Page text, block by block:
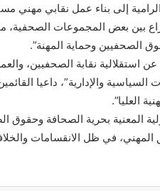
إلى بناء عمل نقابي مهني
بين بعض المجموعات
الصحفيين وحماية المهنة”.
استقلالية نقابة الصحفيين،
السياسية والإدارية”، داعيا
العليا”.
المعنية بحرية الصحافة وحقوق
المهني، في ظل الانقسامات